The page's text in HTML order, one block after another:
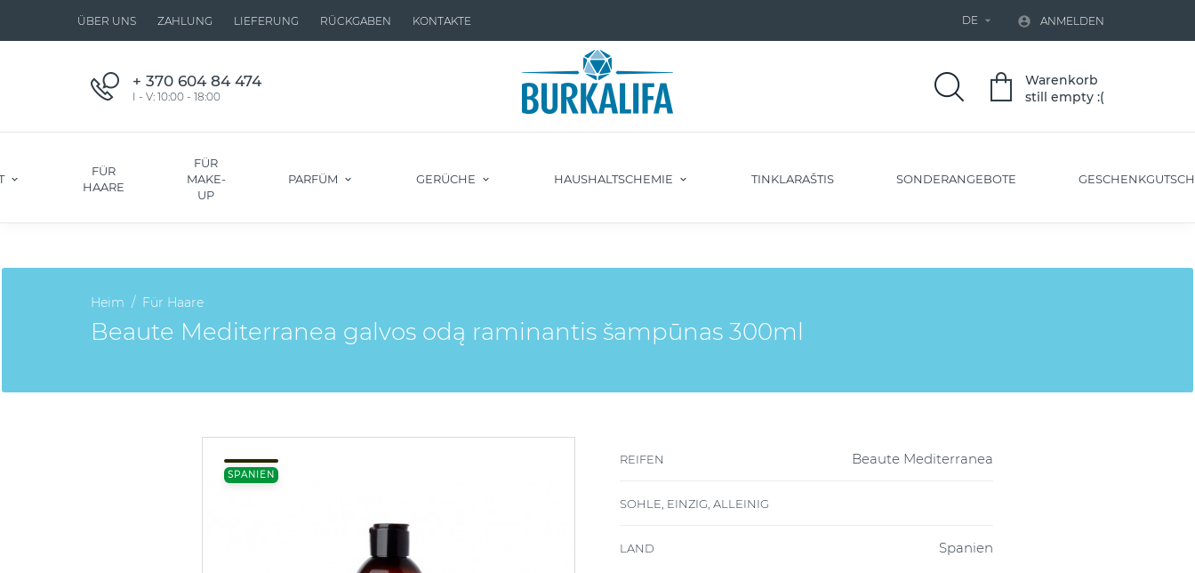
ÜBER UNS ZAHLUNG LIEFERUNG RÜCKGABEN KONTAKTE DE   ANMELDEN
+ 370 604 84 474
I - V: 10:00 - 18:00
Warenkorb
still empty :(
FÜR
HAARE
FÜR
MAKE-
UP
PARFÜM GERÜCHE HAUSHALTSCHEMIE TINKLARAŠTIS SONDERANGEBOTE
Heim Für Haare
Beaute Mediterranea galvos odą raminantis šampūnas 300ml
SPANIEN
REIFEN Beaute Mediterranea
SOHLE, EINZIG, ALLEINIG
LAND Spanien